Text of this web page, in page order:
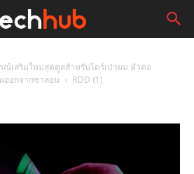
ณ์เสริมใหม่สุดคูลสำหรับไดร์เป่าผม หัวต่อ
ออกจากซาลอน
RDD (1)